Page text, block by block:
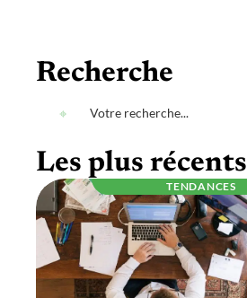
Recherche
Les plus récents
TENDANCES